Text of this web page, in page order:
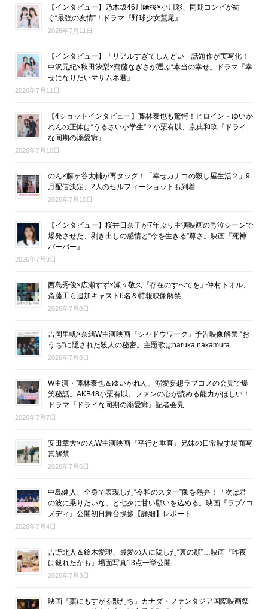
【インタビュー】乃木坂46川﨑桜×小川彩、同期コンビが紡
ぐ“最強の友情”！ドラマ『野球少女鷲尾』
2026年7月11日
【インタビュー】「リアルすぎてしんどい」話題作が実写化！
中沢元紀×秋田汐梨×齊藤なぎさが選ぶ“本当の幸せ。ドラマ『幸
せになりたいマサムネ君』
2026年7月11日
【4ショットインタビュー】藤林泰也も驚愕！ヒロイン・ゆいか
れんの正体は“うるさい小学生”？小栗有以、京典和玖『ドライ
な同期の溺愛癖』
2026年7月10日
のん×藤ヶ谷太輔が再タッグ！「幸せカナコの殺し屋生活２」9
月配信決定、2人のセルフィーショットも到着
2026年7月10日
【インタビュー】桜井日奈子が7年ぶり主演映画の号泣シーンで
爆発させた、剥き出しの感情と“今を生きる”尊さ。映画『死神
バーバー』
2026年7月8日
西島秀俊×広瀬すず×瀬々敬久『存在のすべてを』仲村トオル、
斎藤工ら追加キャスト6名＆特報映像解禁
2026年7月8日
吉岡里帆×奈緒W主演映画『シャドウワーク』予告映像解禁 “お
うち”に隠された殺人の秘密。主題歌はharuka nakamura
2026年7月8日
W主演・藤林泰也＆ゆいかれん、溺愛妄想ラブコメの会見で爆
笑秘話。AKB48小栗有以、ファンの心が読める能力がほしい！
ドラマ『ドライな同期の溺愛癖』記者会見
2026年7月7日
安田章大×のんW主演映画『平行と垂直』兄妹の日常映す場面写
真解禁
2026年7月6日
中島健人、全身で表現した“令和のスター”像を熱弁！「次は君
の波に乗りたいな」と七夕に甘い願いを込める。映画『ラブ≠コ
メディ』公開初日舞台挨拶【詳細】レポート
2026年7月4日
吉野北人＆鈴木愛理、最愛の人に隠した“裏の顔”…映画『昨夜
は殺れたかも』場面写真13点一挙公開
2026年7月3日
映画『藁にもすがる獣たち』カナダ・ファンタジア国際映画祭